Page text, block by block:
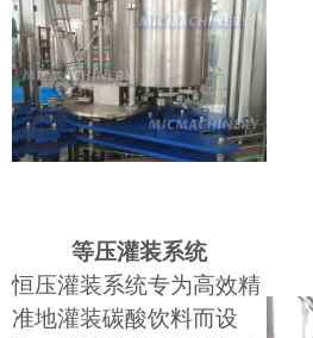
等压灌装系统
恒压灌装系统专为高效精
准地灌装碳酸饮料而设